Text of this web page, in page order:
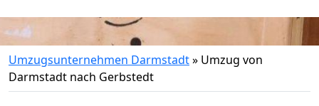
Umzugsunternehmen Darmstadt» Umzug von
Darmstadt nach Gerbstedt